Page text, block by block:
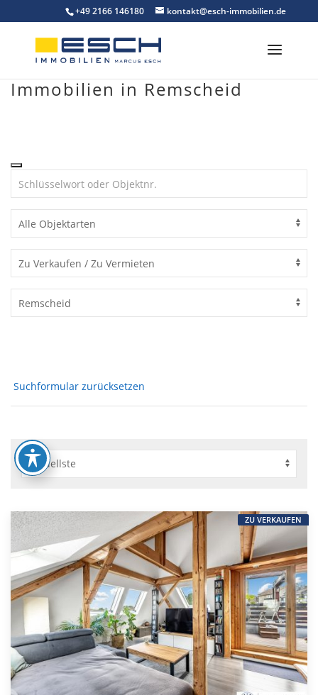
to
content
+49 2166 146180 kontakt@esch-immobilien.de
Immobilien in Remscheid
Suchformular zurücksetzen
ZU VERKAUFEN